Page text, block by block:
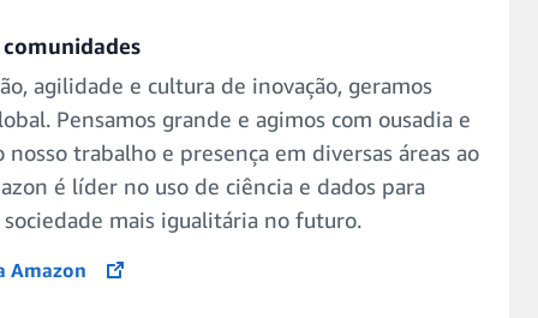
agilidade e cultura de inovação, geramos
Pensamos grande e agimos com ousadia e
trabalho e presença em diversas áreas ao
é líder no uso de ciência e dados para
mais igualitária no futuro.
Amazon